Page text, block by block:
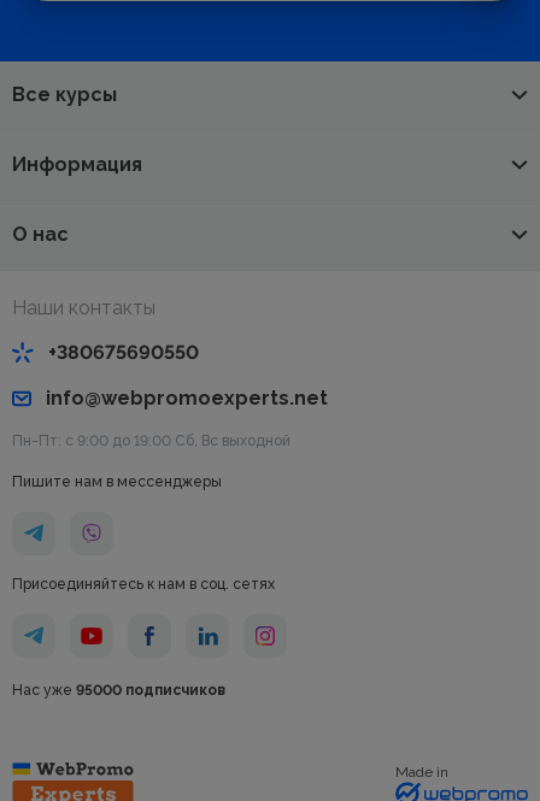
Все курсы
Информация
О нас
Наши контакты
+380675690550
info@webpromoexperts.net
Пн-Пт: с 9:00 до 19:00 Cб, Вс выходной
Пишите нам в мессенджеры
Присоединяйтесь к нам в соц. сетях
Нас уже 95000 подписчиков
Made in